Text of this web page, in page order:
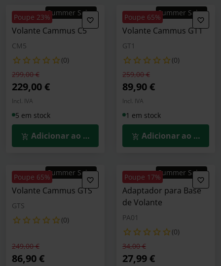
Poupe 23%Summer Sales
Volante Cammus C5
CM5
(0)
Preço reduzido de
299,00 €para
229,00 €
Incl. IVA
5 em stock
Adicionar ao Carrinho
Poupe 65%Summer Sales
Volante Cammus GT1
GT1
(0)
Preço reduzido de
259,00 €para
89,90 €
Incl. IVA
1 em stock
Adicionar ao
Poupe 65%Summer Sales
Volante Cammus GTS
GTS
(0)
Preço reduzido de
249,00 €para
86,90 €
Poupe 17%Summer Sales
Adaptador para Base
de Volante
PA01
(0)
Preço reduzido de
34,00 €para
27,99 €